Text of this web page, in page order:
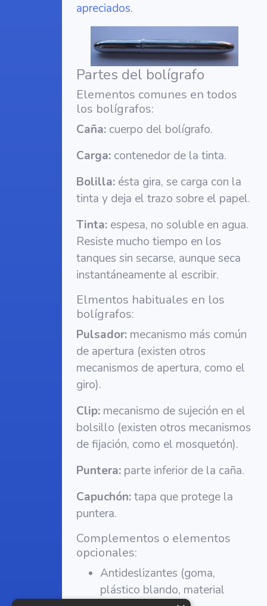
apreciados.
Partes del bolígrafo
Elementos comunes en todos
los bolígrafos:
Caña: cuerpo del bolígrafo.
Carga: contenedor de la tinta.
Bolilla: ésta gira, se carga con la
tinta y deja el trazo sobre el papel.
Tinta: espesa, no soluble en agua.
Resiste mucho tiempo en los
tanques sin secarse, aunque seca
instantáneamente al escribir.
Elmentos habituales en los
bolígrafos:
Pulsador: mecanismo más común
de apertura (existen otros
mecanismos de apertura, como el
giro).
Clip: mecanismo de sujeción en el
bolsillo (existen otros mecanismos
de fijación, como el mosquetón).
Puntera: parte inferior de la caña.
Capuchón:tapa que protege la
puntera.
Complementos o elementos
opcionales:
Antideslizantes (goma,
plástico blando, material